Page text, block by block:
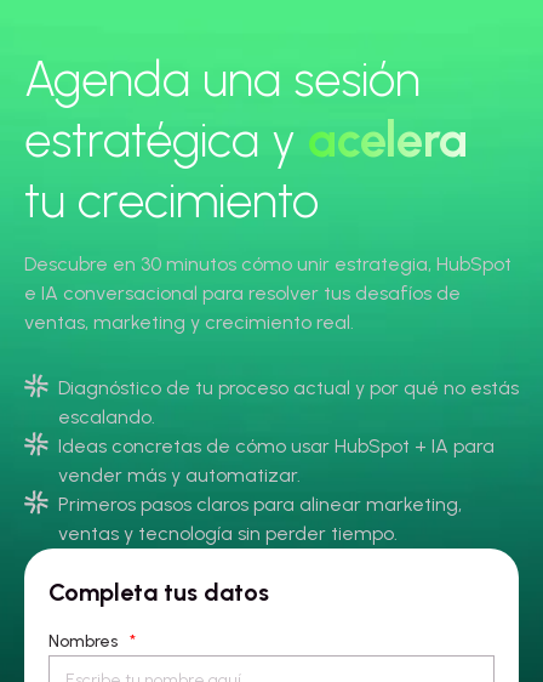
Agenda una sesión
estratégica y acelera
tu crecimiento
Descubre en 30 minutos cómo unir estrategia, HubSpot
e IA conversacional para resolver tus desafíos de
ventas, marketing y crecimiento real.
Diagnóstico de tu proceso actual y por qué no estás
escalando.
Ideas concretas de cómo usar HubSpot + IA para
vender más y automatizar.
Primeros pasos claros para alinear marketing,
ventas y tecnología sin perder tiempo.
Completa tus datos
Nombres *